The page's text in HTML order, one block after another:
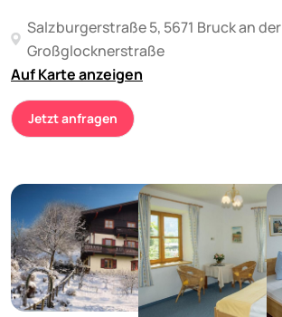
Salzburgerstraße 5, 5671 Bruck an der
Großglocknerstraße
Auf Karte anzeigen
Jetzt anfragen